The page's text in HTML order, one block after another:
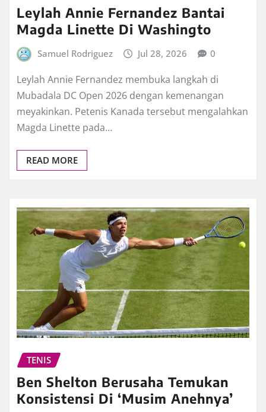
Leylah Annie Fernandez Bantai
Magda Linette Di Washingto
Samuel Rodriguez Jul 28, 2026 0
Leylah Annie Fernandez membuka langkah di
Mubadala DC Open 2026 dengan kemenangan
meyakinkan. Petenis Kanada tersebut mengalahkan
Magda Linette pada…
READ MORE
TENIS
Ben Shelton Berusaha Temukan
Konsistensi Di ‘Musim Anehnya’